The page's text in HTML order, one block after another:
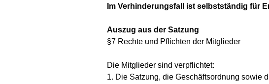
Im Verhinderungsfall ist selbstständig für
Auszug aus der Satzung
§7 Rechte und Pflichten der Mitglieder
Die Mitglieder sind verpflichtet:
1. Die Satzung, die Geschäftsordnung sowie